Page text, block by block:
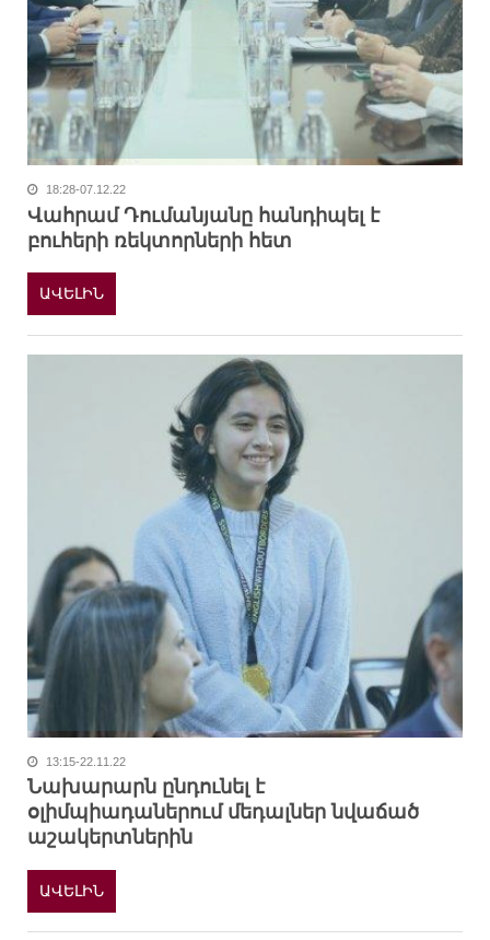
18:28-07.12.22
Վահրամ Դումանյանը հանդիպել է
բուհերի ռեկտորների հետ
ԱՎԵԼԻՆ
13:15-22.11.22
Նախարարն ընդունել է
օլիմպիադաներում մեդալներ նվաճած
աշակերտներին
ԱՎԵԼԻՆ